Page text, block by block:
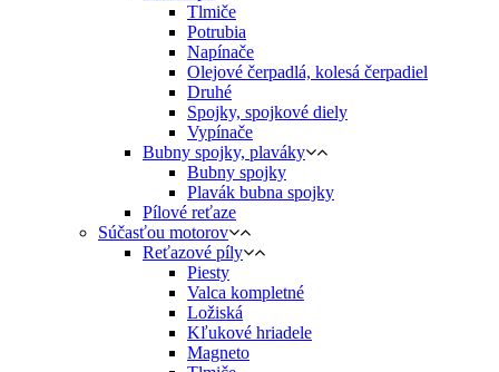
Tlmiče
Potrubia
Napínače
Olejové čerpadlá, kolesá čerpadiel
Druhé
Spojky, spojkové diely
Vypínače
Bubny spojky, plaváky
Bubny spojky
Plavák bubna spojky
Pílové reťaze
Súčasťou motorov
Reťazové píly
Piesty
Valca kompletné
Ložiská
Kľukové hriadele
Magneto